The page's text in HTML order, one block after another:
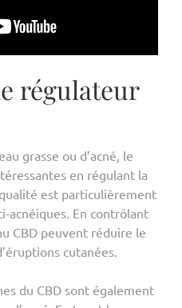
régulateur
grasse ou d’acné, le
en régulant la
est particulièrement
acnéiques. En contrôlant
CBD peuvent réduire le
cutanées.
du CBD sont également